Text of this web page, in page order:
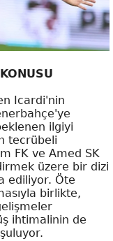
Icardi'nin
ilgiyi
tecrübeli
FK ve Amed SK
üzere bir dizi
ediliyor. Öte
birlikte,
ihtimalinin de